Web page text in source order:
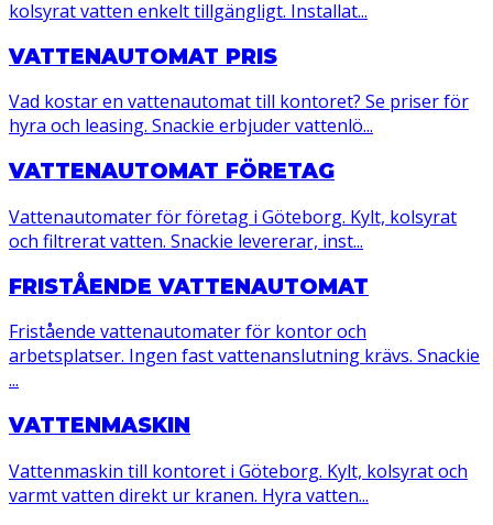
kolsyrat vatten enkelt tillgängligt. Installat...
VATTENAUTOMAT PRIS
Vad kostar en vattenautomat till kontoret? Se priser för
hyra och leasing. Snackie erbjuder vattenlö...
VATTENAUTOMAT FÖRETAG
Vattenautomater för företag i Göteborg. Kylt, kolsyrat
och filtrerat vatten. Snackie levererar, inst...
FRISTÅENDE VATTENAUTOMAT
Fristående vattenautomater för kontor och
arbetsplatser. Ingen fast vattenanslutning krävs. Snackie
...
VATTENMASKIN
Vattenmaskin till kontoret i Göteborg. Kylt, kolsyrat och
varmt vatten direkt ur kranen. Hyra vatten...